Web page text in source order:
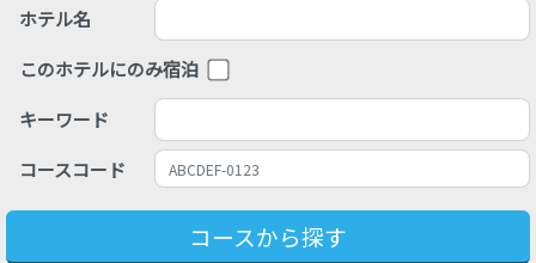
ホテル名
このホテルにのみ宿泊
キーワード
コースコード
コースから探す